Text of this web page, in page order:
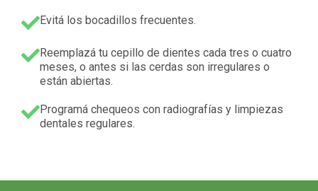
Evitá los bocadillos frecuentes.
Reemplazá tu cepillo de dientes cada tres o cuatro
meses, o antes si las cerdas son irregulares o
están abiertas.
Programá chequeos con radiografías y limpiezas
dentales regulares.